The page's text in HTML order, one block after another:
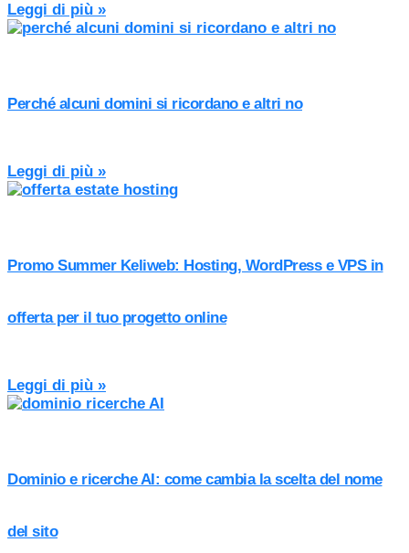
Leggi di più »
Perché alcuni domini si ricordano e altri no
Leggi di più »
Promo Summer Keliweb: Hosting, WordPress e VPS in
offerta per il tuo progetto online
Leggi di più »
Dominio e ricerche AI: come cambia la scelta del nome
del sito